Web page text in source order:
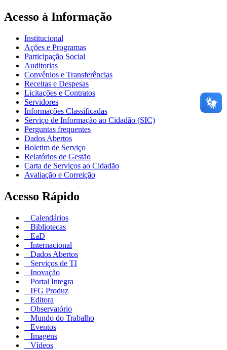
Acesso à Informação
Institucional
Ações e Programas
Participação Social
Auditorias
Convênios e Transferências
Receitas e Despesas
Licitações e Contratos
Servidores
Informações Classificadas
Serviço de Informação ao Cidadão (SIC)
Perguntas frequentes
Dados Abertos
Boletim de Serviço
Relatórios de Gestão
Carta de Serviços ao Cidadão
Avaliação e Correição
Acesso Rápido
Calendários
Bibliotecas
EaD
Internacional
Dados Abertos
Serviços de TI
Inovação
Portal Integra
IFG Produz
Editora
Observatório
Mundo do Trabalho
Eventos
Imagens
Vídeos